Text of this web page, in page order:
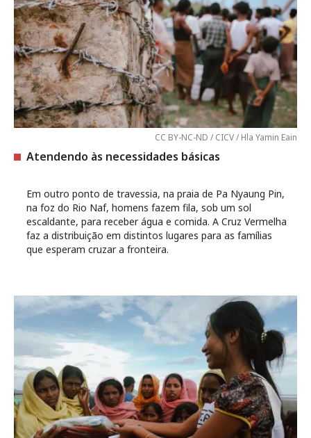
CC BY-NC-ND / CICV / Hla Yamin Eain
Atendendo às necessidades básicas
Em outro ponto de travessia, na praia de Pa Nyaung Pin,
na foz do Rio Naf, homens fazem fila, sob um sol
escaldante, para receber água e comida. A Cruz Vermelha
faz a distribuição em distintos lugares para as famílias
que esperam cruzar a fronteira.